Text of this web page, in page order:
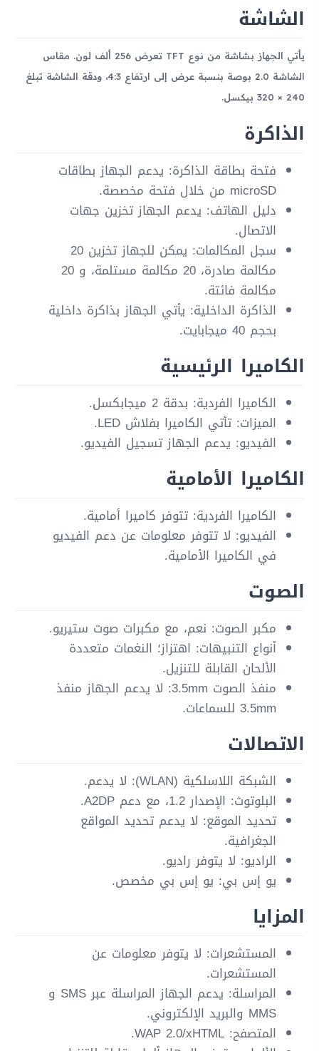
الشاشة
يأتي الجهاز بشاشة من نوع TFT تعرض 256 ألف لون. مقاس
الشاشة 2.0 بوصة بنسبة عرض إلى ارتفاع 4:3، ودقة الشاشة تبلغ
240 × 320 بيكسل.
الذاكرة
فتحة بطاقة الذاكرة: يدعم الجهاز بطاقات
microSD من خلال فتحة مخصصة.
دليل الهاتف: يدعم الجهاز تخزين جهات
الاتصال.
سجل المكالمات: يمكن للجهاز تخزين 20
مكالمة صادرة، 20 مكالمة مستلمة، و 20
مكالمة فائتة.
الذاكرة الداخلية: يأتي الجهاز بذاكرة داخلية
بحجم 40 ميجابايت.
الكاميرا الرئيسية
الكاميرا الفردية: بدقة 2 ميجابكسل.
الميزات: تأتي الكاميرا بفلاش LED.
الفيديو: يدعم الجهاز تسجيل الفيديو.
الكاميرا الأمامية
الكاميرا الفردية: تتوفر كاميرا أمامية.
الفيديو: لا تتوفر معلومات عن دعم الفيديو
في الكاميرا الأمامية.
الصوت
مكبر الصوت: نعم، مع مكبرات صوت ستيريو.
أنواع التنبيهات: اهتزاز؛ النغمات متعددة
الألحان القابلة للتنزيل.
منفذ الصوت 3.5mm: لا يدعم الجهاز منفذ
3.5mm للسماعات.
الاتصالات
الشبكة اللاسلكية (WLAN): لا يدعم.
البلوتوث: الإصدار 1.2، مع دعم A2DP.
تحديد الموقع: لا يدعم تحديد المواقع
الجغرافية.
الراديو: لا يتوفر راديو.
يو إس بي: يو إس بي مخصص.
المزايا
المستشعرات: لا يتوفر معلومات عن
المستشعرات.
المراسلة: يدعم الجهاز المراسلة عبر SMS و
MMS والبريد الإلكتروني.
المتصفح: WAP 2.0/xHTML.